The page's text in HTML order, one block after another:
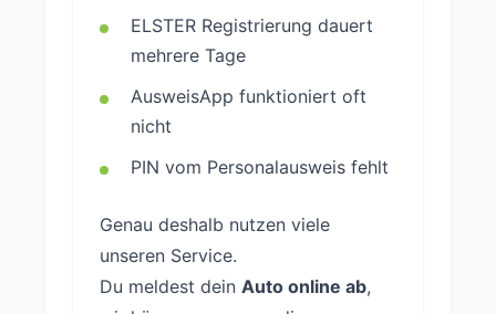
ELSTER Registrierung dauert
mehrere Tage
AusweisApp funktioniert oft
nicht
PIN vom Personalausweis fehlt
Genau deshalb nutzen viele
unseren Service.
Du meldest dein Auto online ab,